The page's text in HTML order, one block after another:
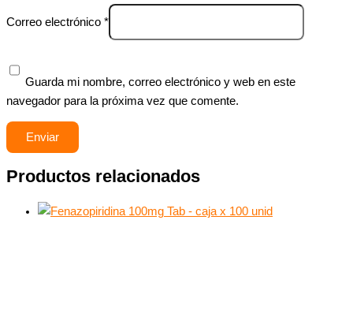
Correo electrónico *
Guarda mi nombre, correo electrónico y web en este
navegador para la próxima vez que comente.
Productos relacionados